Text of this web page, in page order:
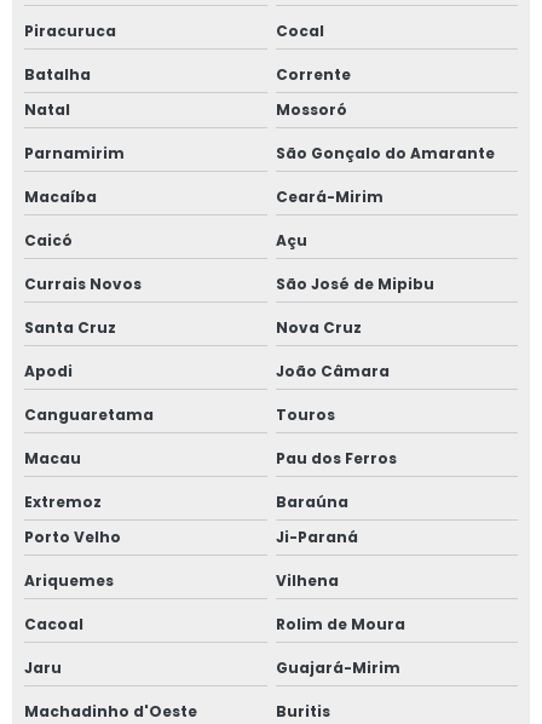
Piracuruca Cocal
Batalha
Corrente
Natal
Mossoró
Parnamirim São Gonçalo do Amarante
Macaíba Ceará-Mirim
Caicó Açu
Currais Novos São José de Mipibu
Santa Cruz Nova Cruz
Apodi João Câmara
Canguaretama Touros
Macau Pau dos Ferros
Extremoz
Baraúna
Porto Velho
Ji-Paraná
Ariquemes Vilhena
Cacoal Rolim de Moura
Jaru Guajará-Mirim
Machadinho d'Oeste Buritis